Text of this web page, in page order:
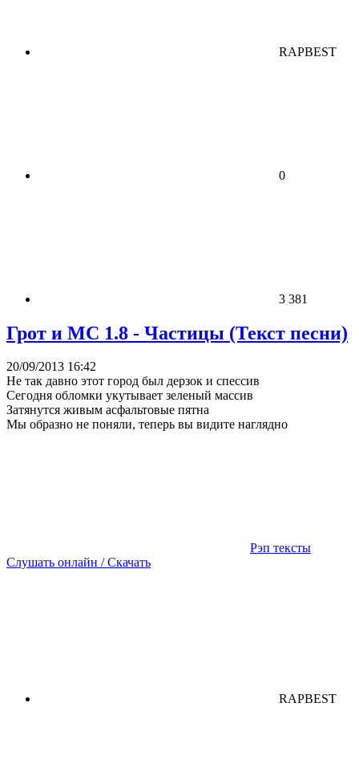
RAPBEST
0
3 381
Грот и MC 1.8 - Частицы (Текст песни)
20/09/2013 16:42
Не так давно этот город был дерзок и спессив
Сегодня обломки укутывает зеленый массив
Затянутся живым асфальтовые пятна
Мы образно не поняли, теперь вы видите наглядно
Рэп тексты
Слушать онлайн / Скачать
RAPBEST